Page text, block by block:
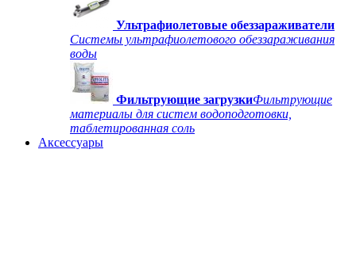
Ультрафиолетовые обеззараживатели
Системы ультрафиолетового обеззараживания
воды
Фильтрующие загрузкиФильтрующие
материалы для систем водоподготовки,
таблетированная соль
Аксессуары